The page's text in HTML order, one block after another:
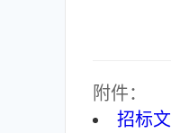
附件：
招标